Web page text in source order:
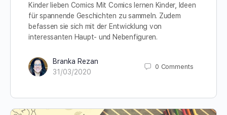
Kinder lieben Comics Mit Comics lernen Kinder, Ideen
für spannende Geschichten zu sammeln. Zudem
befassen sie sich mit der Entwicklung von
interessanten Haupt- und Nebenfiguren.
Branka Rezan
31/03/2020
0 Comments